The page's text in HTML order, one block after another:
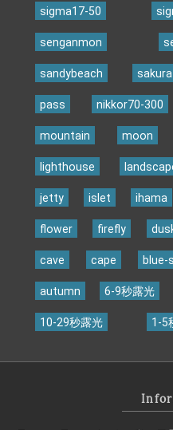
sigma17-50
senganmon
sandybeach sakura
pass nikkor70-300
mountain moon
lighthouse
jetty islet ihama
flower firefly
cave cape blue-
autumn 6-9秒露光
10-29秒露光 1-5